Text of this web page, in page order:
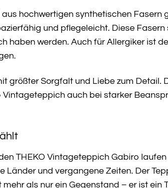
hochwertigen synthetischen
und pflegeleicht. Diese
haben werden. Auch für Allergiker ist
größter Sorgfalt und Liebe zum
auch bei starker
THEKO Vintageteppich Gabiro
Länder und vergangene Zeiten. Der
als nur ein Gegenstand – er ist ein